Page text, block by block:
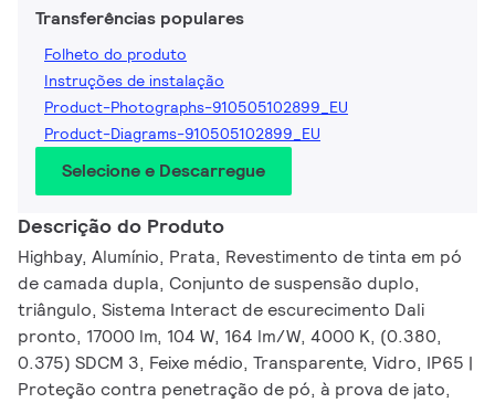
Transferências populares
Folheto do produto
Instruções de instalação
Product-Photographs-910505102899_EU
Product-Diagrams-910505102899_EU
Selecione e Descarregue
Descrição do Produto
Highbay, Alumínio, Prata, Revestimento de tinta em pó
de camada dupla, Conjunto de suspensão duplo,
triângulo, Sistema Interact de escurecimento Dali
pronto, 17000 lm, 104 W, 164 lm/W, 4000 K, (0.380,
0.375) SDCM 3, Feixe médio, Transparente, Vidro, IP65 |
Proteção contra penetração de pó, à prova de jato,